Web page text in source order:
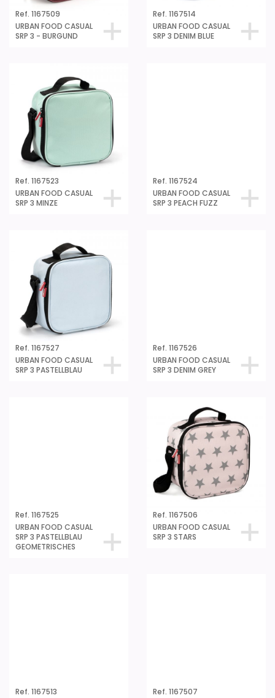
Ref. 1167509
URBAN FOOD CASUAL
SRP 3 - BURGUND
Ref. 1167514
URBAN FOOD CASUAL
SRP 3 DENIM BLUE
Ref. 1167523
URBAN FOOD CASUAL
SRP 3 MINZE
Ref. 1167527
URBAN FOOD CASUAL
SRP 3 PASTELLBLAU
Ref. 1167526
URBAN FOOD CASUAL
SRP 3 DENIM GREY
Ref. 1167525
URBAN FOOD CASUAL
SRP 3 PASTELLBLAU
GEOMETRISCHES
Ref. 1167506
URBAN FOOD CASUAL
SRP 3 STARS
Ref. 1167513 Ref. 1167507